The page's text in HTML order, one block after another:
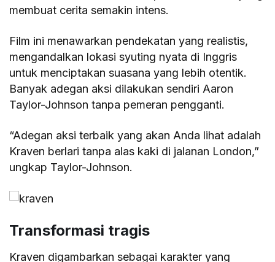
membuat cerita semakin intens.
Film ini menawarkan pendekatan yang realistis,
mengandalkan lokasi syuting nyata di Inggris
untuk menciptakan suasana yang lebih otentik.
Banyak adegan aksi dilakukan sendiri Aaron
Taylor-Johnson tanpa pemeran pengganti.
“Adegan aksi terbaik yang akan Anda lihat adalah
Kraven berlari tanpa alas kaki di jalanan London,”
ungkap Taylor-Johnson.
Transformasi tragis
Kraven digambarkan sebagai karakter yang